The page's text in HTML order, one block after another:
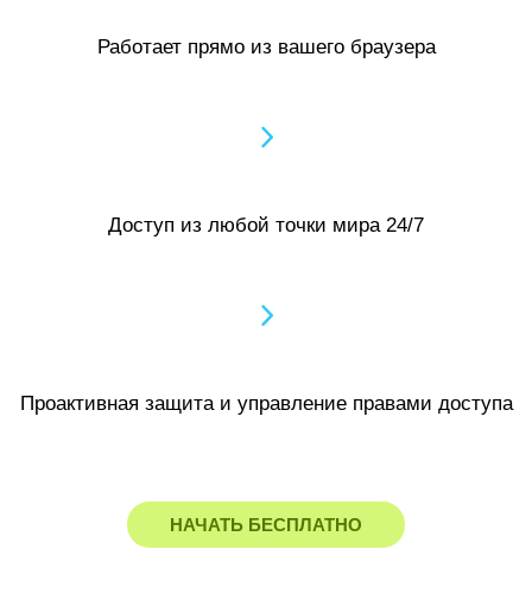
Работает прямо из вашего браузера
Доступ из любой точки мира 24/7
Проактивная защита и управление правами доступа
НАЧАТЬ БЕСПЛАТНО